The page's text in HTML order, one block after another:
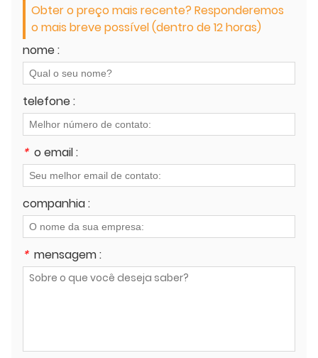
Obter o preço mais recente? Responderemos
o mais breve possível (dentro de 12 horas)
nome :
telefone :
* o email :
companhia :
* mensagem :